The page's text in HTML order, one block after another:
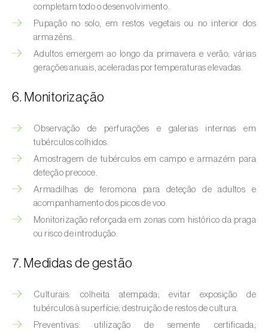
Bichado-da-castanha-do-tarde (
splendana )
Bichado-da-castanha-intermédio (Cydia
fagiglandana)
Bichado-da-fruta (
Borboleta-branca-grande-da-couve (
brassicae
Borboleta-branca-pequena-da-couve
Pieris rapae)
Broca-africana-do-caule-do-milho
(
Busseola fusca)
fornicatior, E. perbrevis e E. kuroshio
Diatraea saccharalis)
Broca-do-milho (Sesamia nonagrioides)
completam todo o desenvolvimento.
Pupação no solo, em restos vegetais ou no interior dos
armazéns.
Adultos emergem ao longo da primavera e verão; várias
gerações anuais, aceleradas por temperaturas elevadas.
6. Monitorização
Observação de perfurações e galerias internas em
tubérculos colhidos.
Amostragem de tubérculos em campo e armazém para
deteção precoce.
Armadilhas de feromona para deteção de adultos e
acompanhamento dos picos de voo.
Monitorização reforçada em zonas com histórico da praga
ou risco de introdução.
7. Medidas de gestão
Culturais: colheita atempada; evitar exposição de
tubérculos à superfície; destruição de restos de cultura.
Preventivas: utilização de semente certificada;